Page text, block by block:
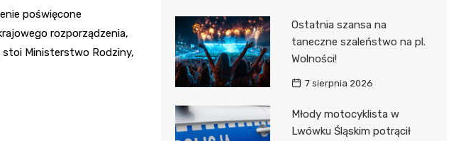
poświęcone
rozporządzenia,
stoi Ministerstwo Rodziny,
Ostatnia szansa na
taneczne szaleństwo na pl.
Wolności!
7 sierpnia 2026
Młody motocyklista w
Lwówku Śląskim potrącił